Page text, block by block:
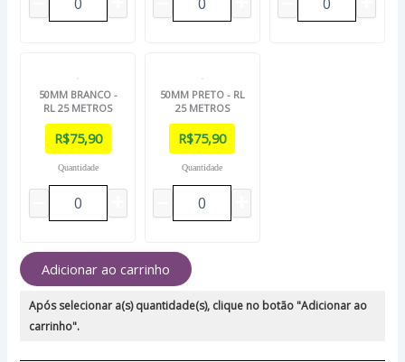
50MM BRANCO -
RL 25 METROS
R$75,90
Quantidade
50MM PRETO - RL
25 METROS
R$75,90
Quantidade
Adicionar ao carrinho
Após selecionar a(s) quantidade(s), clique no botão "Adicionar ao
carrinho".